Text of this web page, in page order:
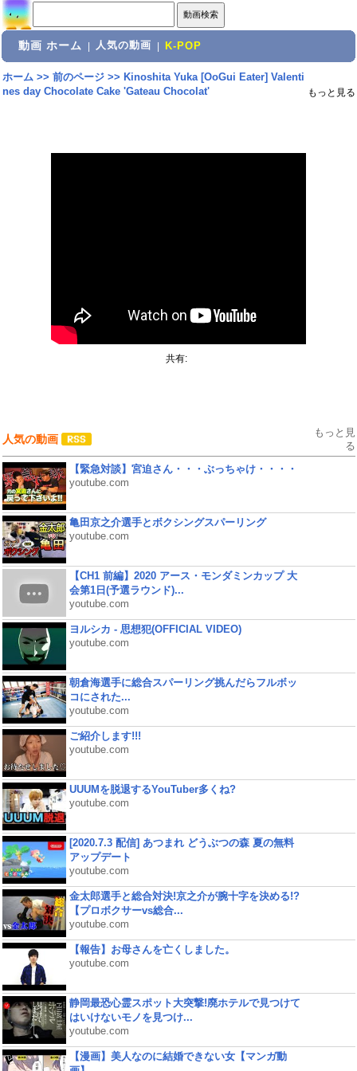
動画 ホーム 人気の動画 K-POP
ホーム>> 前のページ>> Kinoshita Yuka [OoGui Eater] Valenti
nes day Chocolate Cake 'Gateau Chocolat'
もっと見る
共有:
人気の動画
もっと見
る
【緊急対談】宮迫さん・・・ぶっちゃけ・・・・
youtube.com
亀田京之介選手とボクシングスパーリング
youtube.com
【CH1 前編】2020 アース・モンダミンカップ 大
会第1日(予選ラウンド)...
youtube.com
ヨルシカ - 思想犯(OFFICIAL VIDEO)
youtube.com
朝倉海選手に総合スパーリング挑んだらフルボッ
コにされた...
youtube.com
ご紹介します!!!
youtube.com
UUUMを脱退するYouTuber多くね?
youtube.com
[2020.7.3 配信] あつまれ どうぶつの森 夏の無料
アップデート
youtube.com
金太郎選手と総合対決!京之介が腕十字を決める!?
【プロボクサーvs総合...
youtube.com
【報告】お母さんを亡くしました。
youtube.com
静岡最恐心霊スポット大突撃!廃ホテルで見つけて
はいけないモノを見つけ...
youtube.com
【漫画】美人なのに結婚できない女【マンガ動